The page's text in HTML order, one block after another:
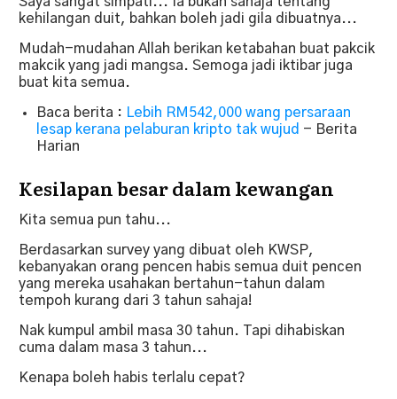
kehilangan duit, bahkan boleh jadi gila dibuatnya...
Mudah-mudahan Allah berikan ketabahan buat pakcik
makcik yang jadi mangsa. Semoga jadi iktibar juga
buat kita semua.
Baca berita : Lebih RM542,000 wang persaraan
lesap kerana pelaburan kripto tak wujud - Berita
Harian
Kesilapan besar dalam kewangan
Kita semua pun tahu...
Berdasarkan survey yang dibuat oleh KWSP,
kebanyakan orang pencen habis semua duit pencen
yang mereka usahakan bertahun-tahun dalam
tempoh kurang dari 3 tahun sahaja!
Nak kumpul ambil masa 30 tahun. Tapi dihabiskan
cuma dalam masa 3 tahun...
Kenapa boleh habis terlalu cepat?